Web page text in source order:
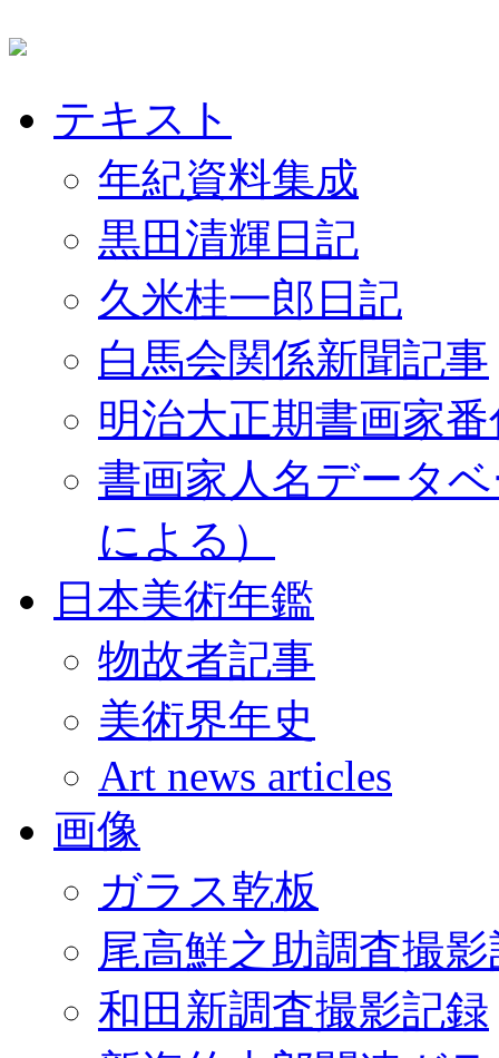
テキスト
年紀資料集成
黒田清輝日記
久米桂一郎日記
白馬会関係新聞記事
明治大正期書画家
書画家人名データ
による）
日本美術年鑑
物故者記事
美術界年史
Art news articles
画像
ガラス乾板
尾高鮮之助調査撮
和田新調査撮影記録